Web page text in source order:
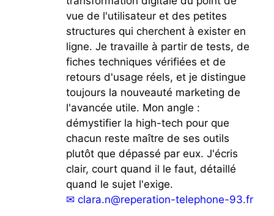
vue de l'utilisateur et des petites
structures qui cherchent à exister en
ligne. Je travaille à partir de tests, de
fiches techniques vérifiées et de
retours d'usage réels, et je distingue
toujours la nouveauté marketing de
l'avancée utile. Mon angle :
démystifier la high-tech pour que
chacun reste maître de ses outils
plutôt que dépassé par eux. J'écris
clair, court quand il le faut, détaillé
quand le sujet l'exige.
✉ clara.n@reperation-telephone-93.fr